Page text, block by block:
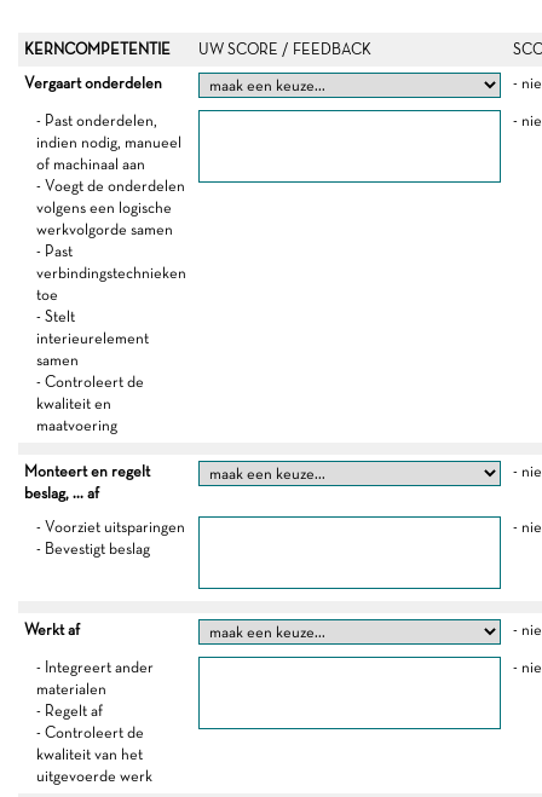
KERNCOMPETENTIE UW SCORE / FEEDBACK
Vergaart onderdelen
-
- Past onderdelen,
indien nodig, manueel
of machinaal aan
- Voegt de onderdelen
volgens een logische
werkvolgorde samen
- Past
verbindingstechnieken
toe
- Stelt
interieurelement
samen
- Controleert de
kwaliteit en
maatvoering
-
Monteert en regelt
beslag, ... af
-
- Voorziet uitsparingen
- Bevestigt beslag
-
Werkt af -
- Integreert ander
materialen
- Regelt af
- Controleert de
kwaliteit van het
uitgevoerde werk
-